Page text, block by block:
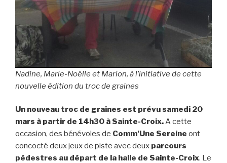
Nadine, Marie-Noëlle et Marion, à l’initiative de cette
nouvelle édition du troc de graines
Un nouveau troc de graines est prévu samedi 20
mars à partir de 14h30 à Sainte-Croix.A cette
occasion, des bénévoles de Comm’Une Sereine ont
concocté deux jeux de piste avec deux parcours
pédestres au départ de la halle de Sainte-Croix. Le